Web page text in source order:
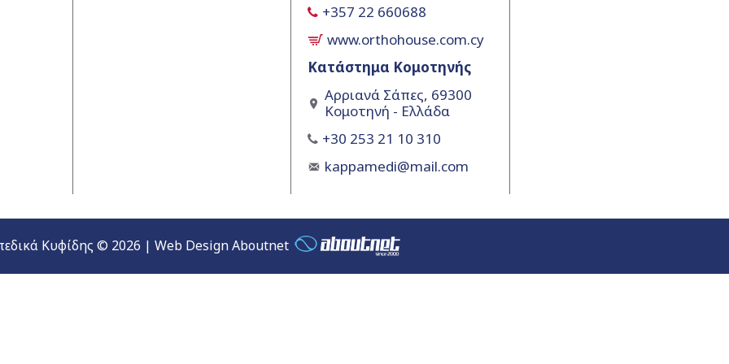
+357 22 660688
www.orthohouse.com.cy
Κατάστημα Κομοτηνής
Αρριανά Σάπες, 69300
Κομοτηνή - Ελλάδα
+30 253 21 10 310
kappamedi@mail.com
Κυφίδης © 2026 | Web Design Aboutnet